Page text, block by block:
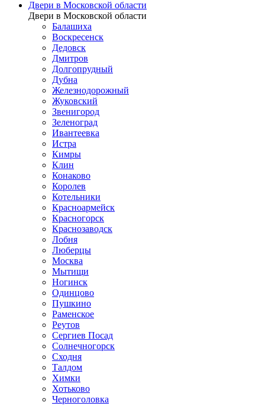
Двери в Московской области
Двери в Московской области
Балашиха
Воскресенск
Дедовск
Дмитров
Долгопрудный
Дубна
Железнодорожный
Жуковский
Звенигород
Зеленоград
Ивантеевка
Истра
Кимры
Клин
Конаково
Королев
Котельники
Красноармейск
Красногорск
Краснозаводск
Лобня
Люберцы
Москва
Мытищи
Ногинск
Одинцово
Пушкино
Раменское
Реутов
Сергиев Посад
Солнечногорск
Сходня
Талдом
Химки
Хотьково
Черноголовка